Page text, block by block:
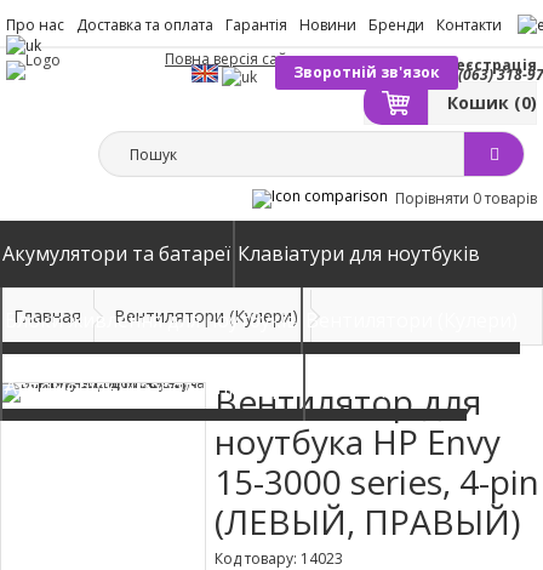
Про нас Доставка та оплата Гарантія Новини Бренди Контакти
(063) 318-
Зворотній зв'язок
Вхід Реєстрація
Кошик (0)
Повна версія сайту
Порівняти 0 товарів
Акумулятори та батареї Клавіатури для ноутбуків
Блоки живлення для ноутбуків Вентилятори (Кулери)
Автомобільні зарядні пристрої
Главная Вентилятори (Кулери)
Вентилятор для
ноутбука HP Envy
15-3000 series, 4-pin
(ЛЕВЫЙ, ПРАВЫЙ)
Код товару: 14023